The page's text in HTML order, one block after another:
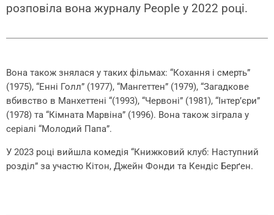
розповіла вона журналу People у 2022 році.
Вона також знялася у таких фільмах: “Кохання і смерть”
(1975), “Енні Голл” (1977), “Мангеттен” (1979), “Загадкове
вбивство в Манхеттені “(1993), “Червоні” (1981), “Інтер’єри”
(1978) та “Кімната Марвіна” (1996). Вона також зіграла у
серіалі “Молодий Папа”.
У 2023 році вийшла комедія “Книжковий клуб: Наступний
розділ” за участю Кітон, Джейн Фонди та Кендіс Берґен.